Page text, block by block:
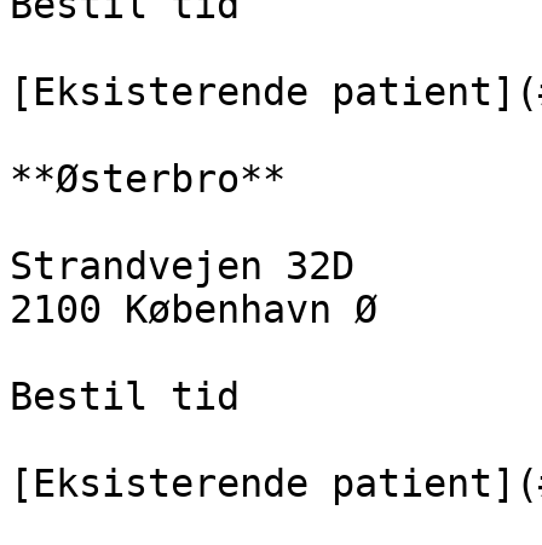
[Eksisterende
**Østerbro**
Strandvejen 32D
2100 København Ø
Bestil tid
[Eksisterende